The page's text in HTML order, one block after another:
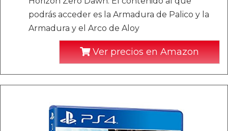
podrás acceder es la Armadura de Palico y la
Armadura y el Arco de Aloy
Ver precios en Amazon